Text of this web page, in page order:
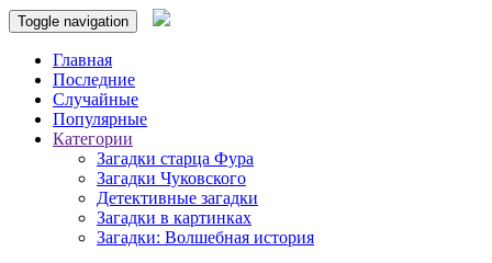
Toggle navigation
Главная
Последние
Случайные
Популярные
Категории
Загадки старца Фура
Загадки Чуковского
Детективные загадки
Загадки в картинках
Загадки: Волшебная история